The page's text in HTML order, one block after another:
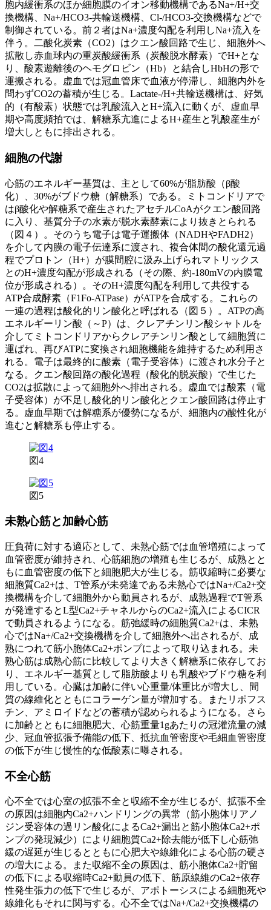
胞内緩衝系のほか細胞膜のイオン移動機構であるNa+/H+交
換機構、Na+/HCO3-共輸送機構、Cl-/HCO3-交換機構などで
制御されている。前２者はNa+濃度勾配を利用しNa+流入を
伴う。二酸化炭素（CO2）はクエン酸回路で生じ、細胞外へ
拡散し赤血球内の重炭酸緩衝系（炭酸脱水酵素）でH+とな
り、酸素遊離後のヘモグロビン（Hb）と結合しHbHの形で
運搬される。虚血では冠血管床で血液が停滞し、細胞内外を
問わずCO2の蓄積が生じる。Lactate-/H+共輸送機構は、好気
的（有酸素）状態では乳酸流入とH+流入に動くが、虚血早
期や高度頻拍では、解糖系亢進によるH+産生と乳酸産生が
増大しともに排出される。
細胞の代謝
心筋のエネルギー基質は、主として60%が脂肪酸（β酸
化）、30%がブドウ糖（解糖系）である。ミトコンドリアで
はβ酸化や解糖系で産生されたアセチルCoAがクエン酸回路
に入り、基質分子の水素が脱水素酵素により抜きとられる
（図４）。そのうち電子は電子運搬体（NADHやFADH2）
を介して内膜の電子伝達系に渡され、複合体間の酸化還元過
程でプロトン（H+）が膜間腔に汲み上げられマトリックス
とのH+濃度勾配が形成される（その際、約-180mVの内膜電
位が形成される）。そのH+濃度勾配を利用して共役する
ATP合成酵素（F1Fo-ATPase）がATPを合成する。これらの
一連の過程は酸化的リン酸化と呼ばれる（図５）。ATPの高
エネルギーリン酸（～P）は、クレアチンリン酸シャトルを
介してミトコンドリアからクレアチンリン酸として細胞質に
運ばれ、再びATPに変換され細胞機能を維持するため利用さ
れる。電子は最終的に酸素（電子受容体）に渡され水分子と
なる。クエン酸回路の酸化過程（酸化的脱炭酸）で生じた
CO2は拡散によって細胞外へ排出される。虚血では酸素（電
子受容体）が不足し酸化的リン酸化とクエン酸回路は停止す
る。虚血早期では解糖系が優勢になるが、細胞内の酸性化が
進むと解糖系も停止する。
図4
図5
未熟心筋と加齢心筋
圧負荷に対する適応として、未熟心筋では血管増殖によって
血管密度が維持され、心筋細胞の増殖も生じるが、成熟とと
もに血管密度の低下と細胞肥大が生じる。筋収縮時に必要な
細胞質Ca2+は、T管系が未発達である未熟心ではNa+/Ca2+交
換機構を介して細胞外から動員されるが、成熟過程でT管系
が発達するとL型Ca2+チャネルからのCa2+流入によるCICR
で動員されるようになる。筋弛緩時の細胞質Ca2+は、未熟
心ではNa+/Ca2+交換機構を介して細胞外へ出されるが、成
熟につれて筋小胞体Ca2+ポンプによって取り込まれる。未
熟心筋は成熟心筋に比較してより大きく解糖系に依存してお
り、エネルギー基質として脂肪酸よりも乳酸やブドウ糖を利
用している。心臓は加齢に伴い心重量/体重比が増大し、間
質の線維化とともにコラーゲン量が増加する。またリポフス
チン、アミロイドなどの蓄積が認められるようになる。さら
に加齢とともに細胞肥大、心筋重量1gあたりの冠灌流量の減
少、冠血管拡張予備能の低下、抵抗血管密度や毛細血管密度
の低下が生じ慢性的な低酸素に曝される。
不全心筋
心不全では心室の拡張不全と収縮不全が生じるが、拡張不全
の原因は細胞内Ca2+ハンドリングの異常（筋小胞体リアノ
ジン受容体の過リン酸化によるCa2+漏出と筋小胞体Ca2+ポ
ンプの発現減少）により細胞質Ca2+除去能が低下し心筋弛
緩の遅延が生じるとともに心肥大や線維化による心筋の硬さ
の増大による。また収縮不全の原因は、筋小胞体Ca2+貯留
の低下による収縮時Ca2+動員の低下、筋原線維のCa2+依存
性発生張力の低下で生じるが、アポトーシスによる細胞死や
線維化もそれに関与する。心不全ではNa+/Ca2+交換機構の